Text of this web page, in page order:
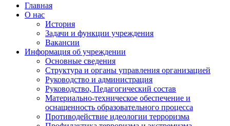
Главная
О нас
История
Задачи и функции учреждения
Вакансии
Информация об учреждении
Основные сведения
Структура и органы управления организацией
Руководство и администрация
Руководство, Педагогический состав
Материально-техническое обеспечение и
оснащенность образовательного процесса
Противодействие идеологии терроризма